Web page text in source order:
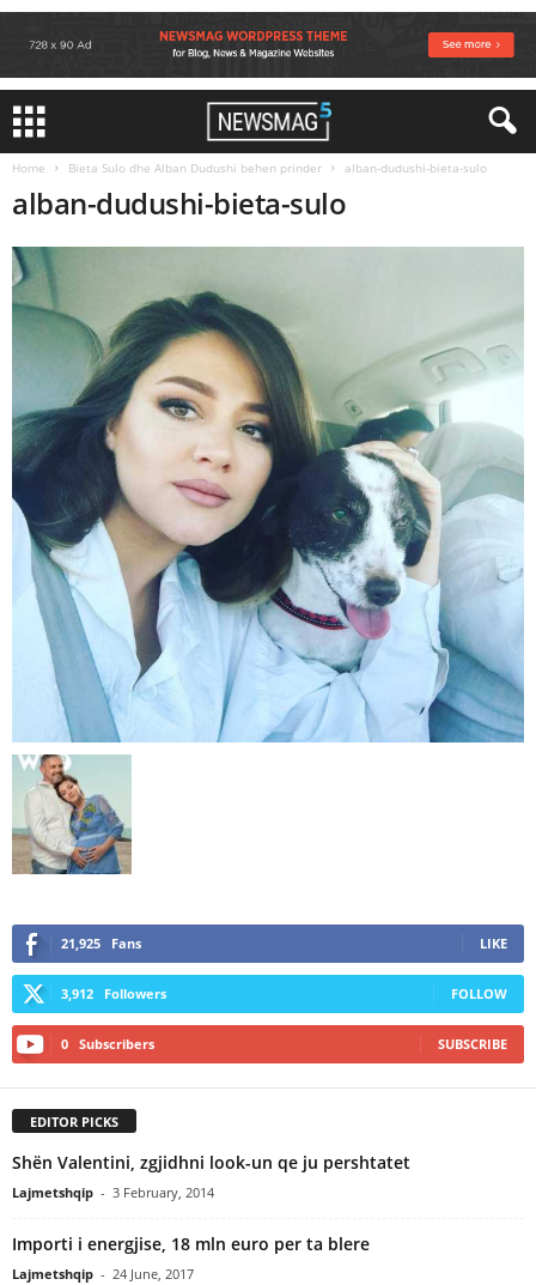
Home Bieta Sulo dhe Alban Dudushi behen prinder alban-dudushi-bieta-sulo
alban-dudushi-bieta-sulo
21,925 Fans LIKE
3,912 Followers FOLLOW
0 Subscribers SUBSCRIBE
EDITOR PICKS
Shën Valentini, zgjidhni look-un qe ju pershtatet
Lajmetshqip - 3 February, 2014
Importi i energjise, 18 mln euro per ta blere
Lajmetshqip - 24 June, 2017